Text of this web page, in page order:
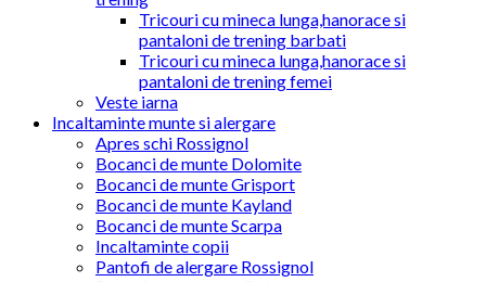
Tricouri cu mineca lunga,hanorace si
pantaloni de trening barbati
Tricouri cu mineca lunga,hanorace si
pantaloni de trening femei
Veste iarna
Incaltaminte munte si alergare
Apres schi Rossignol
Bocanci de munte Dolomite
Bocanci de munte Grisport
Bocanci de munte Kayland
Bocanci de munte Scarpa
Incaltaminte copii
Pantofi de alergare Rossignol